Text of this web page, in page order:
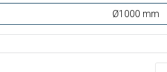
Ø1000 mm